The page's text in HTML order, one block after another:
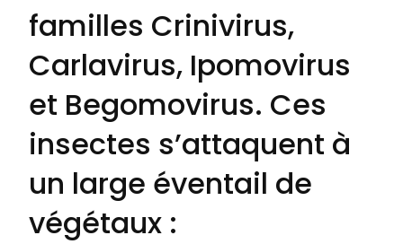
familles Crinivirus,
Carlavirus, Ipomovirus
et Begomovirus. Ces
insectes s’attaquent à
un large éventail de
végétaux :